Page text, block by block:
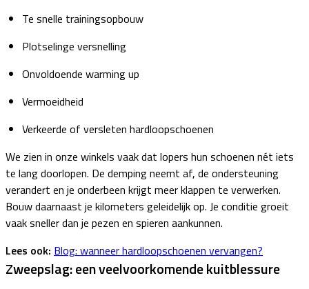
Te snelle trainingsopbouw
Plotselinge versnelling
Onvoldoende warming up
Vermoeidheid
Verkeerde of versleten hardloopschoenen
We zien in onze winkels vaak dat lopers hun schoenen nét iets
te lang doorlopen. De demping neemt af, de ondersteuning
verandert en je onderbeen krijgt meer klappen te verwerken.
Bouw daarnaast je kilometers geleidelijk op. Je conditie groeit
vaak sneller dan je pezen en spieren aankunnen.
Lees ook: Blog: wanneer hardloopschoenen vervangen?
Zweepslag: een veelvoorkomende kuitblessure